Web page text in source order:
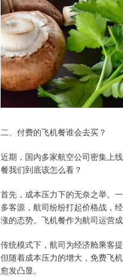
二、付费的飞机餐谁会去买？
近期，国内多家航空公司密集上
餐我们到底该怎么看？
首先，成本压力下的无奈之举。
多客源，航司纷纷打起价格战，
涨的态势。飞机餐作为航司运营
传统模式下，航司为经济舱乘客
但随着成本压力的增大，免费飞
愈发凸显。